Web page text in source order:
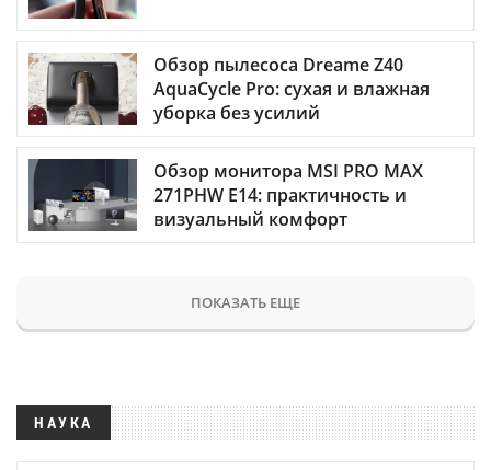
Обзор пылесоса Dreame Z40
AquaCycle Pro: сухая и влажная
уборка без усилий
Обзор монитора MSI PRO MAX
271PHW E14: практичность и
визуальный комфорт
ПОКАЗАТЬ ЕЩЕ
НАУКА